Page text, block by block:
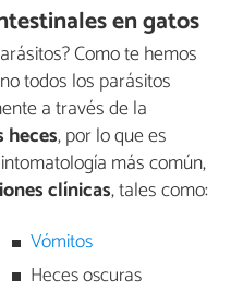
en gatos
Como te hemos
todos los parásitos
a través de la
heces, por lo que es
más común,
clínicas, tales como:
Vómitos
Heces oscuras